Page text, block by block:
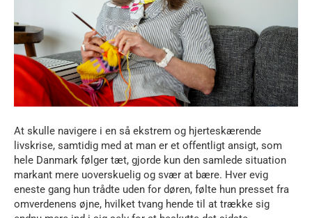
At skulle navigere i en så ekstrem og hjerteskærende
livskrise, samtidig med at man er et offentligt ansigt, som
hele Danmark følger tæt, gjorde kun den samlede situation
markant mere uoverskuelig og svær at bære. Hver evig
eneste gang hun trådte uden for døren, følte hun presset fra
omverdenens øjne, hvilket tvang hende til at trække sig